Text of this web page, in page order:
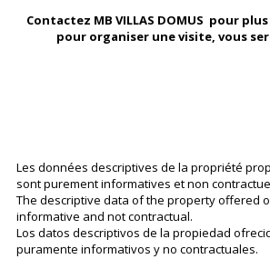
Contactez MB VILLAS DOMUS pour
pour organiser une visite, vous
Les données descriptives de la propriété
sont purement informatives et non
The descriptive data of the property offered
informative and not contractual.
Los datos descriptivos de la propiedad
puramente informativos y no contractuales.